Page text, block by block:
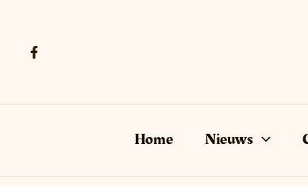
Home Nieuws